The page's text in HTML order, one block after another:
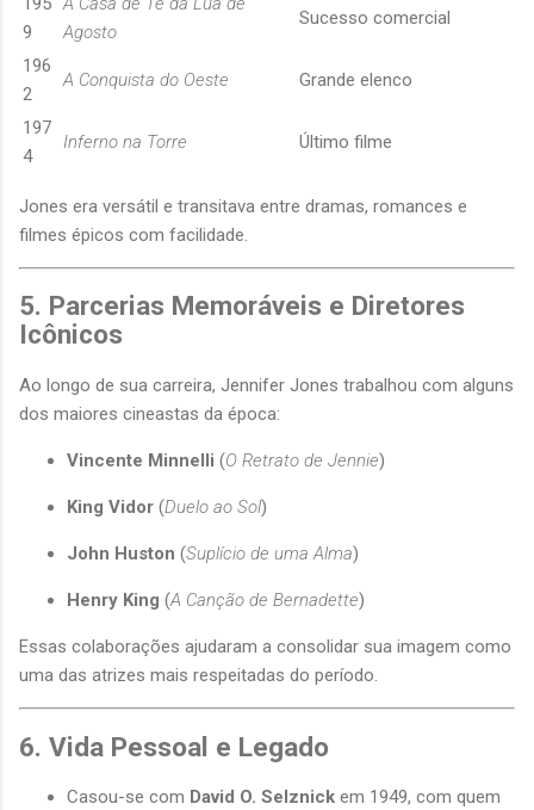
9
Agosto
Sucesso comercial
196
2
A Conquista do Oeste Grande elenco
197
4
Inferno na Torre Último filme
Jones era versátil e transitava entre dramas, romances e
filmes épicos com facilidade.
5. Parcerias Memoráveis e Diretores
Icônicos
Ao longo de sua carreira, Jennifer Jones trabalhou com alguns
dos maiores cineastas da época:
Vincente Minnelli (O Retrato de Jennie)
King Vidor (Duelo ao Sol)
John Huston (Suplício de uma Alma)
Henry King (A Canção de Bernadette)
Essas colaborações ajudaram a consolidar sua imagem como
uma das atrizes mais respeitadas do período.
6. Vida Pessoal e Legado
Casou-se com David O. Selznick em 1949, com quem